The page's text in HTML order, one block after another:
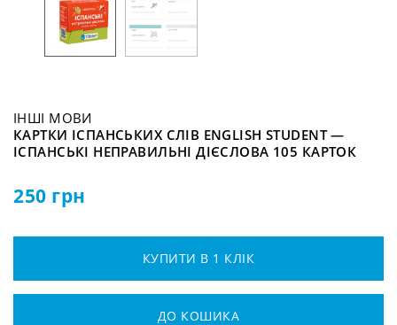
ІНШІ МОВИ
КАРТКИ ІСПАНСЬКИХ СЛІВ ENGLISH STUDENT —
ІСПАНСЬКІ НЕПРАВИЛЬНІ ДІЄСЛОВА 105 КАРТОК
250 грн
КУПИТИ В 1 КЛІК
ДО КОШИКА